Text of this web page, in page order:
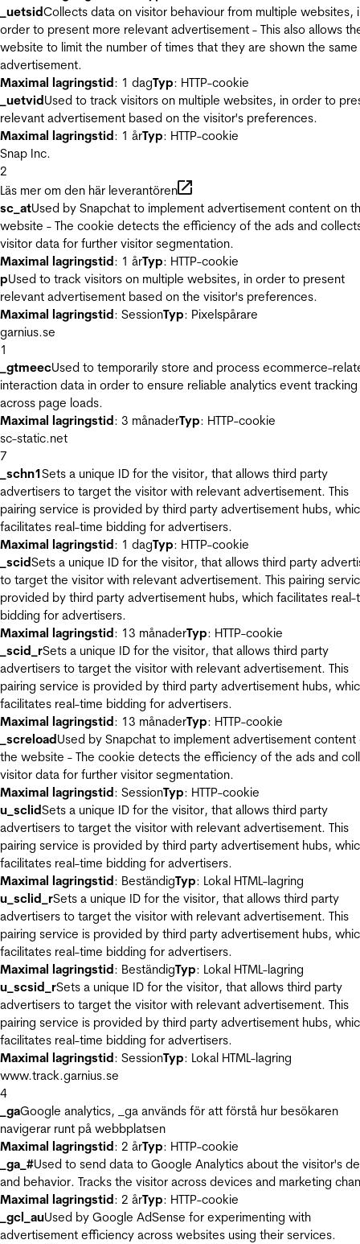
_uetsidCollects data on visitor behaviour from multiple websites,
order to present more relevant advertisement - This also allows
website to limit the number of times that they are shown the same
advertisement.
Maximal lagringstid: 1 dagTyp: HTTP-cookie
_uetvidUsed to track visitors on multiple websites, in order to
relevant advertisement based on the visitor's preferences.
Maximal lagringstid: 1 årTyp: HTTP-cookie
Snap Inc.
2
Läs mer om den här leverantören
sc_atUsed by Snapchat to implement advertisement content on
website - The cookie detects the efficiency of the ads and
visitor data for further visitor segmentation.
Maximal lagringstid: 1 årTyp: HTTP-cookie
pUsed to track visitors on multiple websites, in order to present
relevant advertisement based on the visitor's preferences.
Maximal lagringstid: SessionTyp: Pixelspårare
garnius.se
1
_gtmeecUsed to temporarily store and process ecommerce-
interaction data in order to ensure reliable analytics event tracking
across page loads.
Maximal lagringstid: 3 månaderTyp: HTTP-cookie
sc-static.net
7
_schn1Sets a unique ID for the visitor, that allows third party
advertisers to target the visitor with relevant advertisement. This
pairing service is provided by third party advertisement hubs,
facilitates real-time bidding for advertisers.
Maximal lagringstid: 1 dagTyp: HTTP-cookie
_scidSets a unique ID for the visitor, that allows third party
to target the visitor with relevant advertisement. This pairing
provided by third party advertisement hubs, which facilitates real-
bidding for advertisers.
Maximal lagringstid: 13 månaderTyp: HTTP-cookie
_scid_rSets a unique ID for the visitor, that allows third party
advertisers to target the visitor with relevant advertisement. This
pairing service is provided by third party advertisement hubs,
facilitates real-time bidding for advertisers.
Maximal lagringstid: 13 månaderTyp: HTTP-cookie
_screloadUsed by Snapchat to implement advertisement content
the website - The cookie detects the efficiency of the ads and
visitor data for further visitor segmentation.
Maximal lagringstid: SessionTyp: HTTP-cookie
u_sclidSets a unique ID for the visitor, that allows third party
advertisers to target the visitor with relevant advertisement. This
pairing service is provided by third party advertisement hubs,
facilitates real-time bidding for advertisers.
Maximal lagringstid: BeständigTyp: Lokal HTML-lagring
u_sclid_rSets a unique ID for the visitor, that allows third party
advertisers to target the visitor with relevant advertisement. This
pairing service is provided by third party advertisement hubs,
facilitates real-time bidding for advertisers.
Maximal lagringstid: BeständigTyp: Lokal HTML-lagring
u_scsid_rSets a unique ID for the visitor, that allows third party
advertisers to target the visitor with relevant advertisement. This
pairing service is provided by third party advertisement hubs,
facilitates real-time bidding for advertisers.
Maximal lagringstid: SessionTyp: Lokal HTML-lagring
www.track.garnius.se
4
_gaGoogle analytics, _ga används för att förstå hur besökaren
navigerar runt på webbplatsen
Maximal lagringstid: 2 årTyp: HTTP-cookie
_ga_#Used to send data to Google Analytics about the visitor's
and behavior. Tracks the visitor across devices and marketing
Maximal lagringstid: 2 årTyp: HTTP-cookie
_gcl_auUsed by Google AdSense for experimenting with
advertisement efficiency across websites using their services.